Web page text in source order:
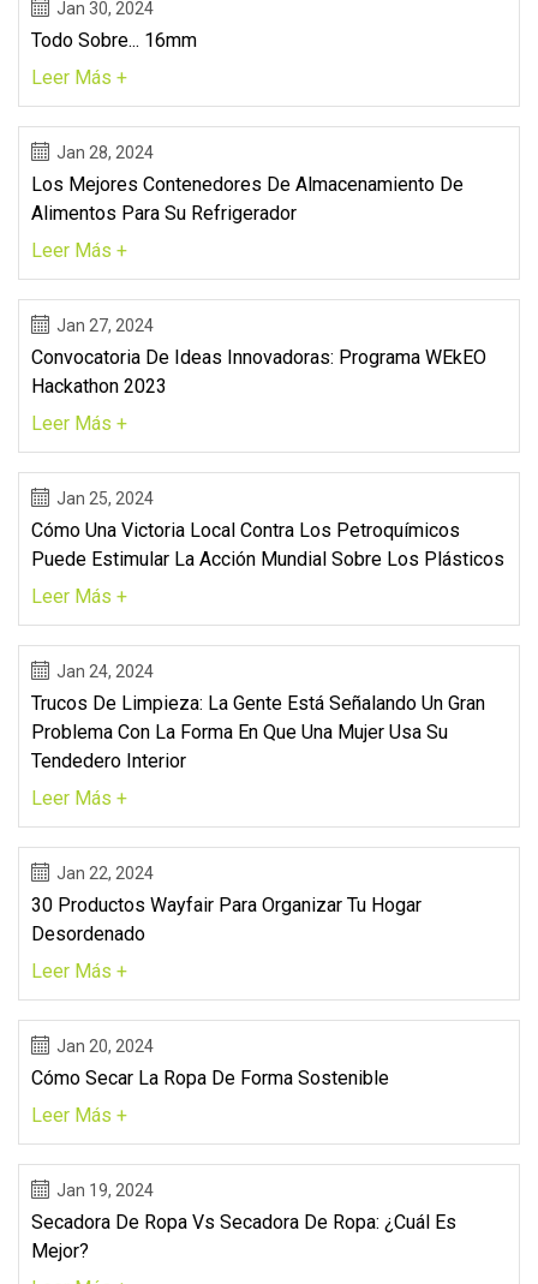
Jan 30, 2024
Todo Sobre... 16mm
Leer Más +
Jan 28, 2024
Los Mejores Contenedores De Almacenamiento De
Alimentos Para Su Refrigerador
Leer Más +
Jan 27, 2024
Convocatoria De Ideas Innovadoras: Programa WEkEO
Hackathon 2023
Leer Más +
Jan 25, 2024
Cómo Una Victoria Local Contra Los Petroquímicos
Puede Estimular La Acción Mundial Sobre Los Plásticos
Leer Más +
Jan 24, 2024
Trucos De Limpieza: La Gente Está Señalando Un Gran
Problema Con La Forma En Que Una Mujer Usa Su
Tendedero Interior
Leer Más +
Jan 22, 2024
30 Productos Wayfair Para Organizar Tu Hogar
Desordenado
Leer Más +
Jan 20, 2024
Cómo Secar La Ropa De Forma Sostenible
Leer Más +
Jan 19, 2024
Secadora De Ropa Vs Secadora De Ropa: ¿cuál Es
Mejor?